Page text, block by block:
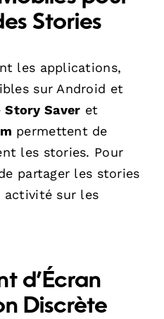
Stories
les applications,
sur Android et
Story Saver et
permettent de
les stories. Pour
partager les stories
activité sur les
d’Écran
Discrète